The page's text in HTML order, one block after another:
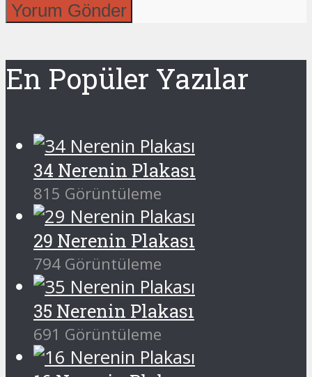
En Popüler Yazılar
34 Nerenin Plakası
815 Görüntüleme
29 Nerenin Plakası
794 Görüntüleme
35 Nerenin Plakası
691 Görüntüleme